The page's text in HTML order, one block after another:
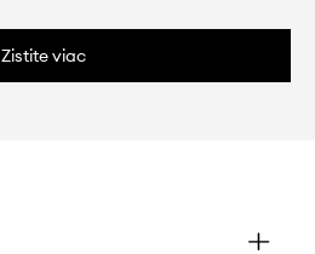
Zistite viac